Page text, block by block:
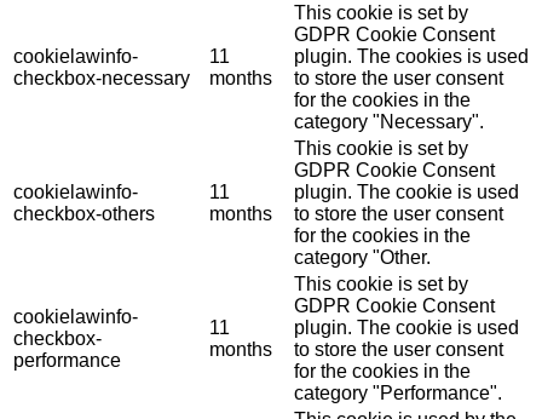
cookielawinfo-
checkbox-necessary
11
months
This cookie is set by
GDPR Cookie Consent
plugin. The cookies is used
to store the user consent
for the cookies in the
category "Necessary".
cookielawinfo-
checkbox-others
11
months
This cookie is set by
GDPR Cookie Consent
plugin. The cookie is used
to store the user consent
for the cookies in the
category "Other.
cookielawinfo-
checkbox-
performance
11
months
This cookie is set by
GDPR Cookie Consent
plugin. The cookie is used
to store the user consent
for the cookies in the
category "Performance".